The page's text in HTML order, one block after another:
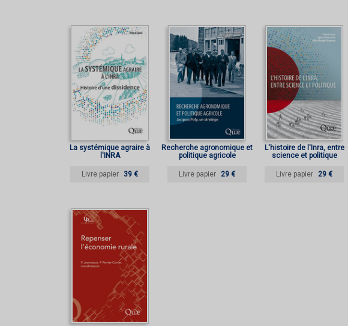
La systémique agraire à
l'INRA
Livre papier 39 €
Recherche agronomique et
politique agricole
Livre papier 29 €
L'histoire de l'Inra, entre
science et politique
Livre papier 29 €